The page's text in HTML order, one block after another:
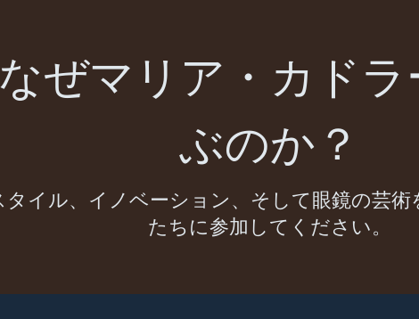
なぜマリア・カドラ
ぶのか？
タイル、イノベーション、そして眼鏡の芸術
たちに参加してください。